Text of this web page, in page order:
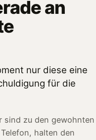
an
nur diese eine
für die
sind zu den gewohnten
halten den